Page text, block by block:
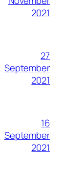
2021
27
September
2021
16
September
2021